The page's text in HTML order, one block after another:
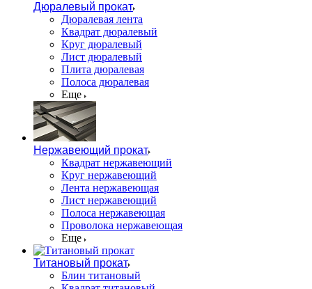
Дюралевый прокат
Дюралевая лента
Квадрат дюралевый
Круг дюралевый
Лист дюралевый
Плита дюралевая
Полоса дюралевая
Еще
Нержавеющий прокат
Квадрат нержавеющий
Круг нержавеющий
Лента нержавеющая
Лист нержавеющий
Полоса нержавеющая
Проволока нержавеющая
Еще
Титановый прокат
Блин титановый